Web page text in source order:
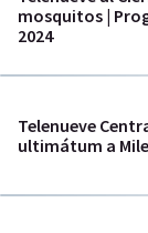
mosquitos |
2024
Telenueve
ultimátum a